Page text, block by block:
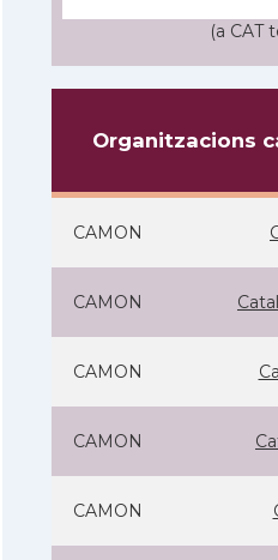
(a CAT
Organitzacions
CAMON
CAMON
CAMON
CAMON
CAMON